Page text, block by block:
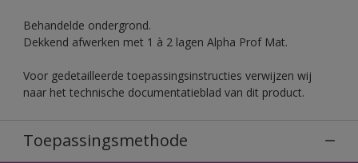
Behandelde ondergrond.
Dekkend afwerken met 1 à 2 lagen Alpha Prof Mat.
Voor gedetailleerde toepassingsinstructies verwijzen wij
naar het technische documentatieblad van dit product.
Toepassingsmethode